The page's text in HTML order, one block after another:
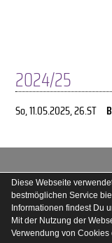
2024/25
So, 11.05.2025, 26.ST
Besucherstatistik
Diese Webseite
bestmöglichen Service
Informationen findest Du
Mit der Nutzung der
Verwendung von Cookies